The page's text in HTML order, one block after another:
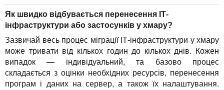
Як швидко відбувається перенесення ІТ-
інфраструктури або застосунків у хмару?
Зазвичай весь процес міграції ІТ-інфраструктури у хмару
може тривати від кількох годин до кількох днів. Кожен
випадок — індивідуальний, та базово процес
складається з оцінки необхідних ресурсів, перенесення
програм і даних на сервер, а також їх налаштування.